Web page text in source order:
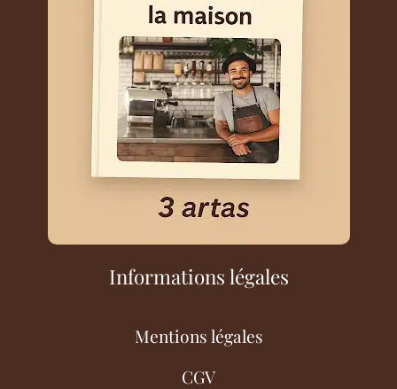
Informations légales
Mentions légales
CGV